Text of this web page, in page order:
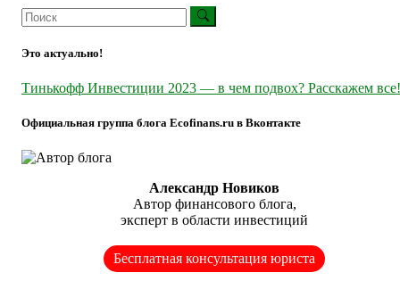
Это актуально!
Тинькофф Инвестиции 2023 — в чем подвох? Расскажем все!
Официальная группа блога Ecofinans.ru в Вконтакте
Александр Новиков
Автор финансового блога,
эксперт в области инвестиций
Бесплатная консультация юриста